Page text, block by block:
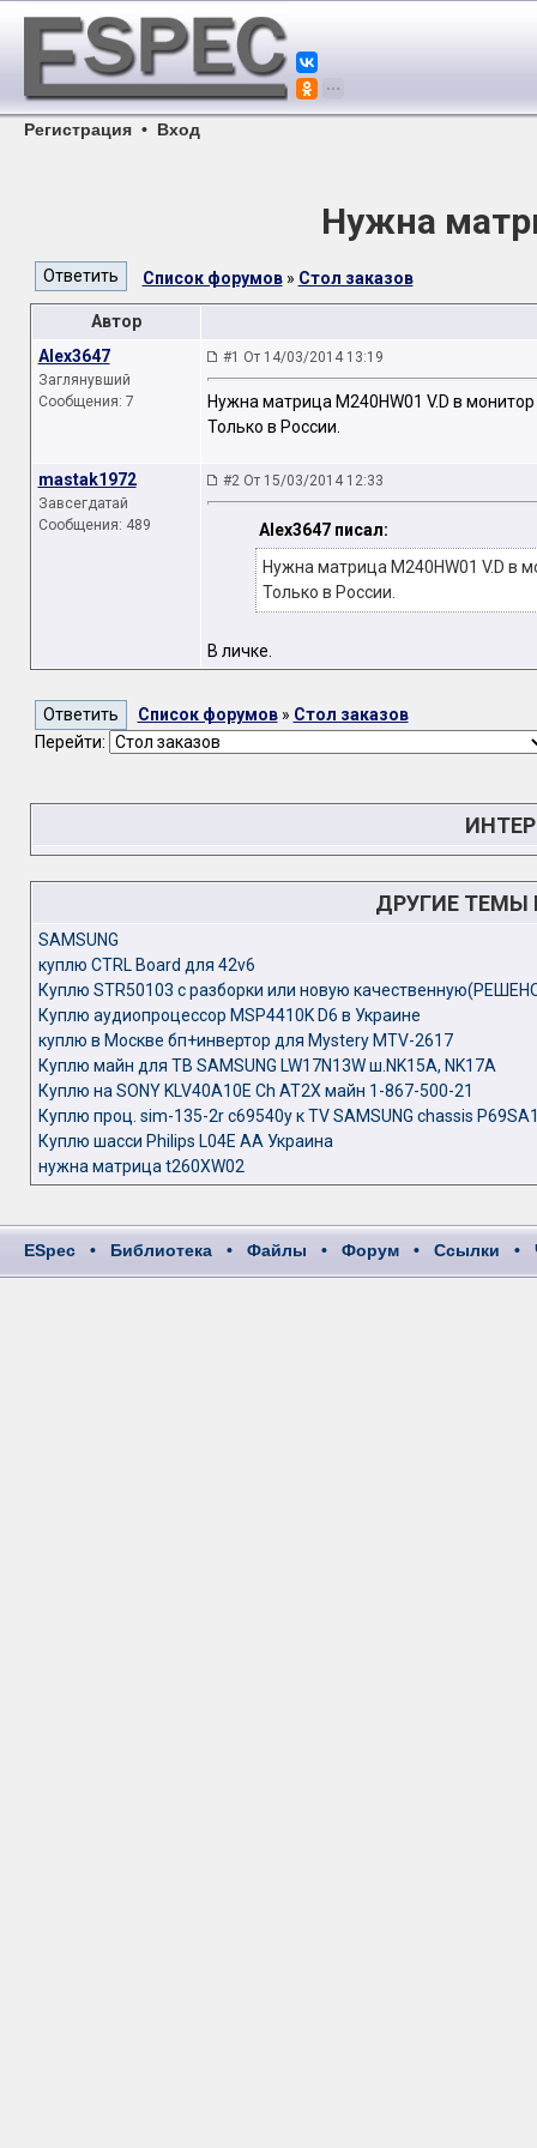
Регистрация • Вход
Нужна
Список форумов» Стол заказов
Автор
Alex3647
Заглянувший
Сообщения: 7
#1 От 14/03/2014 13:19
Нужна матрица M240HW01 V.D в
Только в России.
mastak1972
Завсегдатай
Сообщения: 489
#2 От 15/03/2014 12:33
Alex3647 писал:
Нужна матрица M240HW01 V.D в
Только в России.
В личке.
Список форумов» Стол заказов
Перейти:
ДРУГИЕ ТЕМЫ
SAMSUNG
куплю CTRL Board для 42v6
Куплю STR50103 с разборки или новую
Куплю аудиопроцессор MSР4410K D6 в Украине
куплю в Москве бп+инвертор для Mystery MTV-2617
Куплю майн для ТВ SAMSUNG LW17N13W ш.NK15A, NK17A
Куплю на SONY KLV40A10E Ch AT2X майн 1-867-500-21
Куплю проц. sim-135-2r c69540y к TV SAMSUNG chassis
Куплю шасси Philips L04E AA Украина
нужна матрица t260XW02
ESpec • Библиотека • Файлы • Форум • Ссылки •